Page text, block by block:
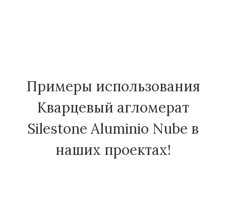
Примеры использования
Кварцевый агломерат
Silestone Aluminio Nube в
наших проектах!